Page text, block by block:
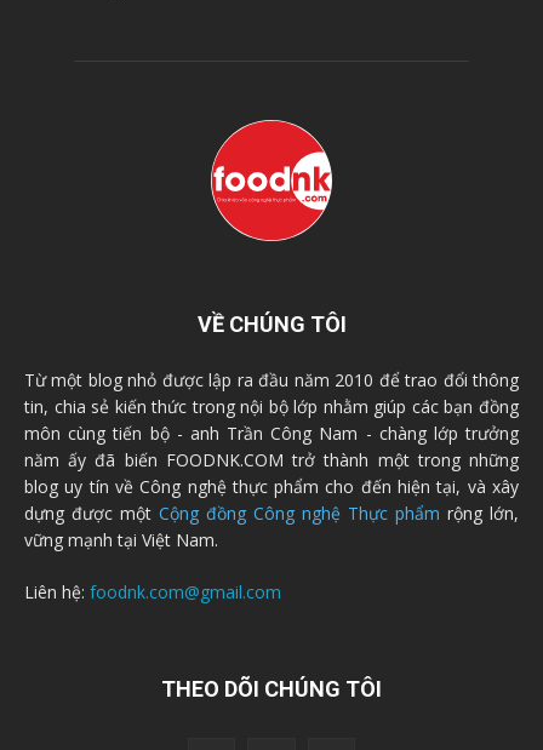
VỀ CHÚNG TÔI
Từ một blog nhỏ được lập ra đầu năm 2010 để trao đổi thông
tin, chia sẻ kiến thức trong nội bộ lớp nhằm giúp các bạn đồng
môn cùng tiến bộ - anh Trần Công Nam - chàng lớp trưởng
năm ấy đã biến FOODNK.COM trở thành một trong những
blog uy tín về Công nghệ thực phẩm cho đến hiện tại, và xây
dựng được một Cộng đồng Công nghệ Thực phẩm rộng lớn,
vững mạnh tại Việt Nam.
Liên hệ: foodnk.com@gmail.com
THEO DÕI CHÚNG TÔI